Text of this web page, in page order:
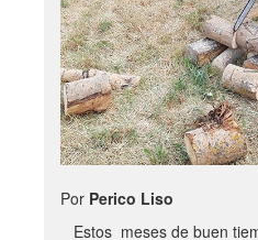
Por Perico Liso
Estos meses de buen